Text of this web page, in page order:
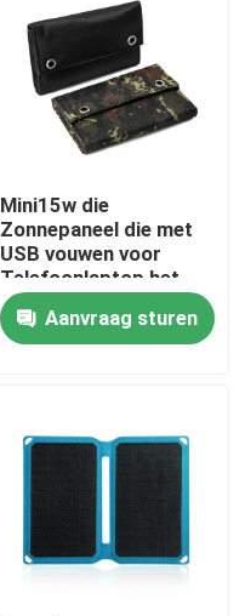
Mini15w die
Zonnepaneel die met
USB vouwen voor
Telefoonlaptop het
Laden laden
Aanvraag sturen